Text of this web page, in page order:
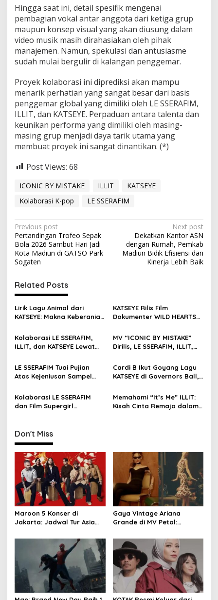
T
A
E
Hingga saat ini, detail spesifik mengenai
pembagian vokal antar anggota dari ketiga grup
maupun konsep visual yang akan diusung dalam
video musik masih dirahasiakan oleh pihak
manajemen. Namun, spekulasi dan antusiasme
sudah mulai bergulir di kalangan penggemar.
Proyek kolaborasi ini diprediksi akan mampu
menarik perhatian yang sangat besar dari basis
penggemar global yang dimiliki oleh LE SSERAFIM,
ILLIT, dan KATSEYE. Perpaduan antara talenta dan
keunikan performa yang dimiliki oleh masing-
masing grup menjadi daya tarik utama yang
membuat proyek ini sangat dinantikan. (*)
Post Views: 68
ICONIC BY MISTAKE ILLIT
KATSEYE
Kolaborasi K-pop
LE SSERAFIM
P
o
s
n
a
v
g
a
t
i
o
n
Previous post
Pertandingan Trofeo Sepak
Bola 2026 Sambut Hari Jadi
Kota Madiun di GATSO Park
Sogaten
Next post
Dekatkan Kantor ASN
dengan Rumah, Pemkab
Madiun Bidik Efisiensi dan
Kinerja Lebih Baik
Related Posts
Lirik Lagu Animal dari
KATSEYE: Makna Keberanian
KATSEYE Rilis Film
Dokumenter WILD HEARTS
EP Baru
Kolaborasi LE SSERAFIM,
ILLIT, dan KATSEYE Lewat
dari Candaan
MV “ICONIC BY MISTAKE”
Dirilis, LE SSERAFIM, ILLIT,
M Countdown
LE SSERAFIM Tuai Pujian
Atas Kejeniusan Sampel
Boompala
Cardi B Ikut Goyang Lagu
KATSEYE di Governors Ball,
Kolaborasi LE SSERAFIM
dan Film Supergirl
Memahami “It’s Me” ILLIT:
Kisah Cinta Remaja dalam
Don't Miss
Maroon 5 Konser di
Jakarta: Jadwal Tur Asia
Gaya Vintage Ariana
Grande di MV Petal: